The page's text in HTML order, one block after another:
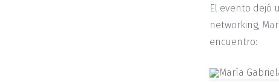
El evento dejó
networking,
encuentro: